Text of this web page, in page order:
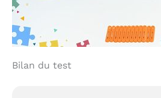
Bilan du test